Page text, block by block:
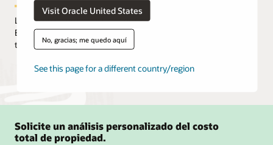
Visit Oracle United States
No, gracias; me quedo aquí
See this page for a different country/region
Los clientes que se trasladan de Oracle Database Standard
Edition local pueden esperar una reducción significativa del costo
total de propiedad.
Solicite un análisis personalizado del costo
total de propiedad.